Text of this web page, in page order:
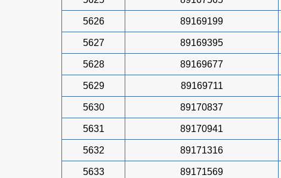
5626 89169199
5627 89169395
5628 89169677
5629 89169711
5630 89170837
5631 89170941
5632 89171316
5633 89171569